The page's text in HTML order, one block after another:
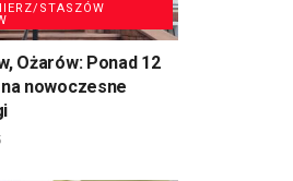
STASZÓW
Ożarów: Ponad 12
nowoczesne